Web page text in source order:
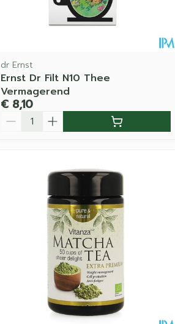
dr Ernst
Ernst Dr Filt N10 Thee
Vermagerend
€ 8,10
Aantal